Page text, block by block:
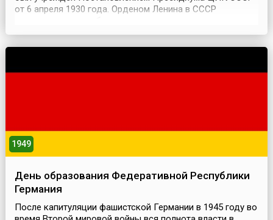
от 6 апреля 1930 года. Орденом Ленина в СССР
революционном движении, трудовой деятельности,
1949
День образования Федеративной Республики
Германия
После капитуляции фашистской Германии в 1945 году во